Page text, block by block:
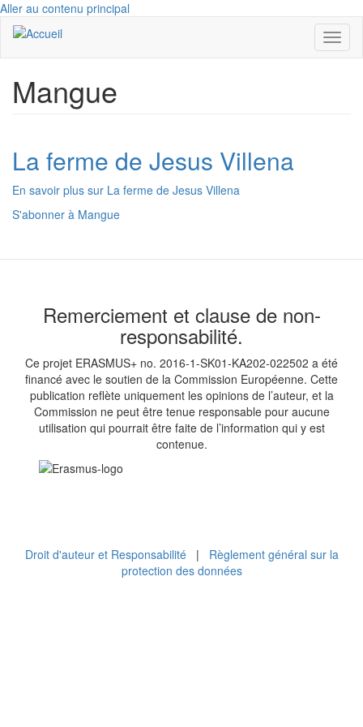
Aller au contenu principal
Mangue
La ferme de Jesus Villena
En savoir plus sur La ferme de Jesus Villena
S'abonner à Mangue
Remerciement et clause de non-
responsabilité.
Ce projet ERASMUS+ no. 2016-1-SK01-KA202-022502 a été
financé avec le soutien de la Commission Européenne. Cette
publication reflète uniquement les opinions de l’auteur, et la
Commission ne peut être tenue responsable pour aucune
utilisation qui pourrait être faite de l’information qui y est
contenue.
Droit d'auteur et Responsabilité| Règlement général sur la
protection des données